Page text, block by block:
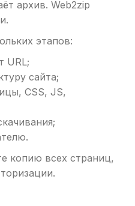
архив. Web2zip
этапов:
URL;
сайта;
CSS, JS,
копию всех страниц,